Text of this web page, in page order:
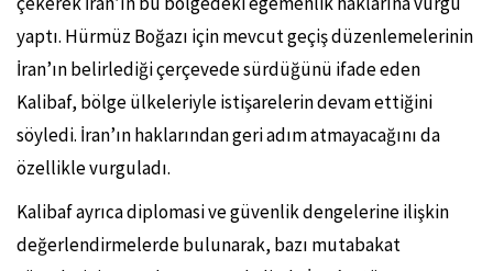
yaptı. Hürmüz Boğazı için mevcut geçiş düzenlemelerinin
İran’ın belirlediği çerçevede sürdüğünü ifade eden
Kalibaf, bölge ülkeleriyle istişarelerin devam ettiğini
söyledi. İran’ın haklarından geri adım atmayacağını da
özellikle vurguladı.
Kalibaf ayrıca diplomasi ve güvenlik dengelerine ilişkin
değerlendirmelerde bulunarak, bazı mutabakat